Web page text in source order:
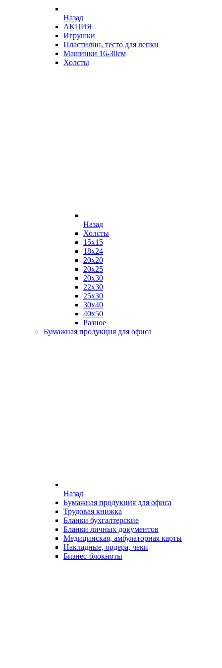
Назад
АКЦИЯ
Игрушки
Пластилин, тесто для лепки
Машинки 16-30см
Холсты
Назад
Холсты
15х15
18х24
20х20
20х25
20х30
22х30
25х30
30х40
40х50
Разное
Бумажная продукция для офиса
Назад
Бумажная продукция для офиса
Трудовая книжка
Бланки бухгалтерские
Бланки личных документов
Медицинская, амбулаторная карты
Накладные, ордера, чеки
Бизнес-блокноты